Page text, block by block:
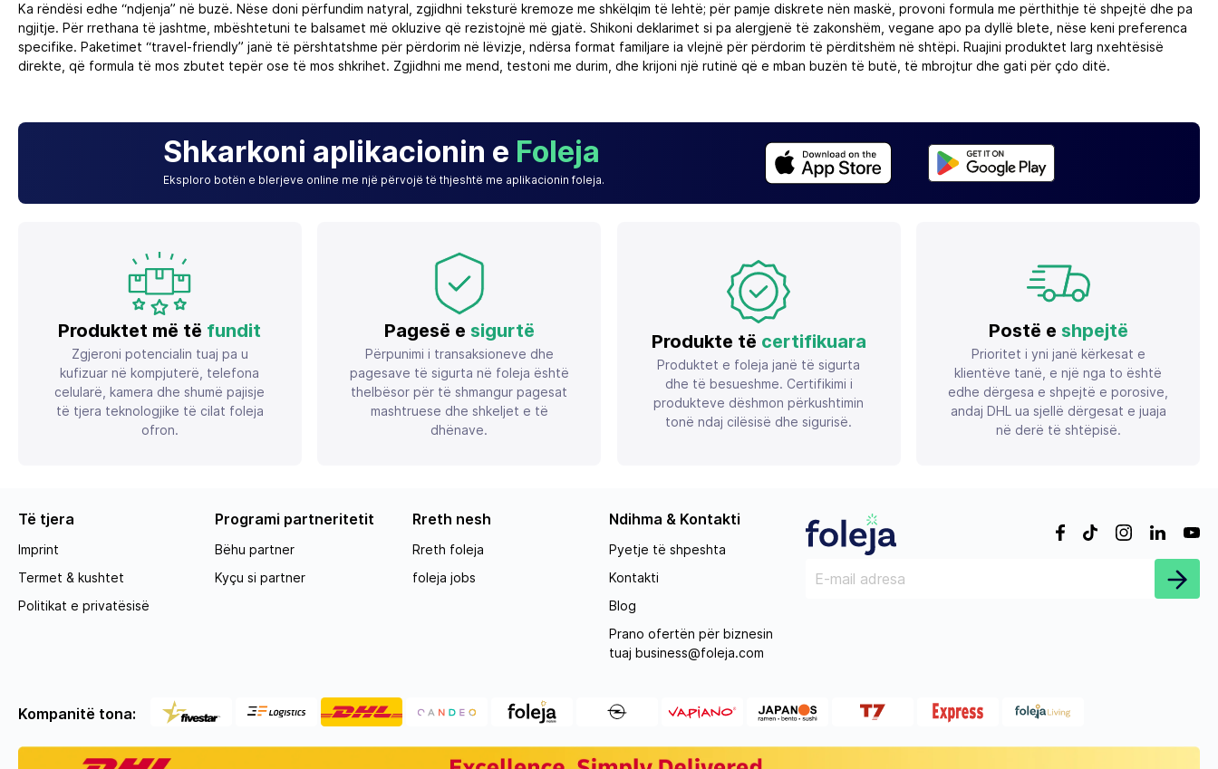
Ka rëndësi edhe “ndjenja” në buzë. Nëse doni përfundim natyral, zgjidhni teksturë kremoze me shkëlqim të lehtë; për pamje diskrete nën maskë, provoni formula me përthithje të shpejtë dhe pa
ngjitje. Për rrethana të jashtme, mbështetuni te balsamet më okluzive që rezistojnë më gjatë. Shikoni deklarimet si pa alergjenë të zakonshëm, vegane apo pa dyllë blete, nëse keni preferenca
specifike. Paketimet “travel‑friendly” janë të përshtatshme për përdorim në lëvizje, ndërsa format familjare ia vlejnë për përdorim të përditshëm në shtëpi. Ruajini produktet larg nxehtësisë
direkte, që formula të mos zbutet tepër ose të mos shkrihet. Zgjidhni me mend, testoni me durim, dhe krijoni një rutinë që e mban buzën të butë, të mbrojtur dhe gati për çdo ditë.
Shkarkoni aplikacionin e Foleja
Eksploro botën e blerjeve online me një përvojë të thjeshtë me aplikacionin foleja.
Produktet më të fundit
Zgjeroni potencialin tuaj pa u
kufizuar në kompjuterë, telefona
celularë, kamera dhe shumë pajisje
të tjera teknologjike të cilat foleja
ofron.
Pagesë e sigurtë
Përpunimi i transaksioneve dhe
pagesave të sigurta në foleja është
thelbësor për të shmangur pagesat
mashtruese dhe shkeljet e të
dhënave.
Produkte të certifikuara
Produktet e foleja janë të sigurta
dhe të besueshme. Certifikimi i
produkteve dëshmon përkushtimin
tonë ndaj cilësisë dhe sigurisë.
Postë e shpejtë
Prioritet i yni janë kërkesat e
klientëve tanë, e një nga to është
edhe dërgesa e shpejtë e porosive,
andaj DHL ua sjellë dërgesat e juaja
në derë të shtëpisë.
Të tjera
Imprint
Termet & kushtet
Politikat e privatësisë
Programi partneritetit
Bëhu partner
Kyçu si partner
Rreth nesh
Rreth foleja
foleja jobs
Ndihma & Kontakti
Pyetje të shpeshta
Kontakti
Blog
Prano ofertën për biznesin
tuaj business@foleja.com
Kompanitë tona: